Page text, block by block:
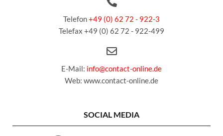
Telefon+49 (0) 62 72 - 922-3
Telefax +49 (0) 62 72 - 922-499
E-Mail: info@contact-online.de
Web: www.contact-online.de
SOCIAL MEDIA